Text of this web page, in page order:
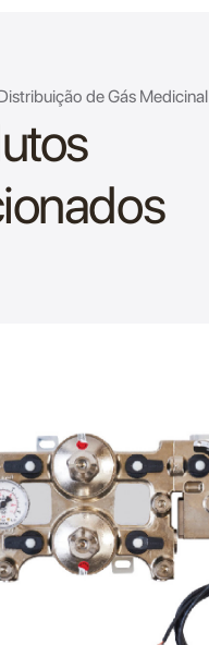
de Gás Medicinal